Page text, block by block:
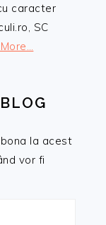
caracter
SC
la acest
vor fi